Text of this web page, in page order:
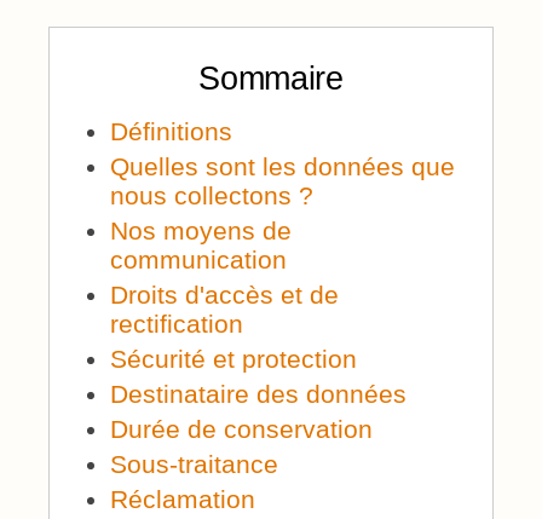
Sommaire
Définitions
Quelles sont les données que
nous collectons ?
Nos moyens de
communication
Droits d'accès et de
rectification
Sécurité et protection
Destinataire des données
Durée de conservation
Sous-traitance
Réclamation